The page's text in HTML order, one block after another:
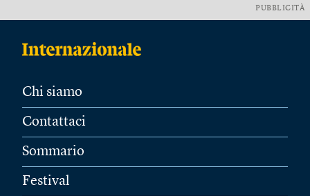
PUBBLICITÀ
Chi siamo
Contattaci
Sommario
Festival